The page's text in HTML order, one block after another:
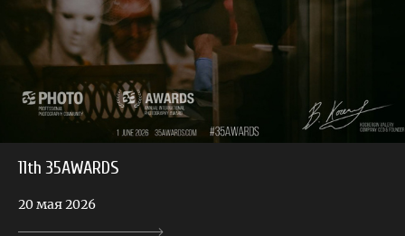
11th 35AWARDS
20 мая 2026